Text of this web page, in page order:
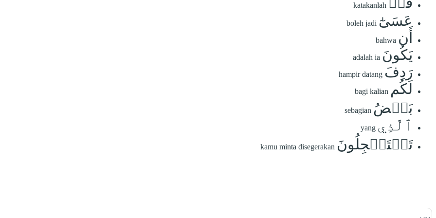
katakanlah
عَسَىٰٓ boleh jadi
أَن bahwa
يَكُونَ adalah ia
رَدِفَ hampir datang
لَكُم bagi kalian
بَعۡضُ sebagian
ٱلَّذِي yang
تَسۡتَعۡجِلُونَ kamu minta disegerakan